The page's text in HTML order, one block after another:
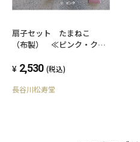
扇子セット たまねこ
（布製） ≪ピンク・クリ
2,530 (税込)
長谷川松寿堂